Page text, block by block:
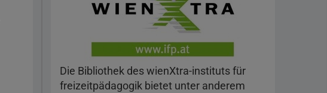
Die Bibliothek des wienXtra-instituts für
freizeitpädagogik bietet unter anderem